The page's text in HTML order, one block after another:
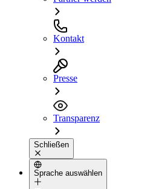
Kontakt
Presse
Transparenz
Schließen
Sprache auswählen